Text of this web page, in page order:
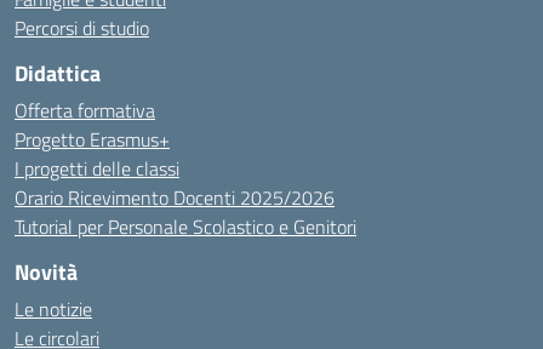
Percorsi di studio
Didattica
Offerta formativa
Progetto Erasmus+
I progetti delle classi
Orario Ricevimento Docenti 2025/2026
Tutorial per Personale Scolastico e Genitori
Novità
Le notizie
Le circolari